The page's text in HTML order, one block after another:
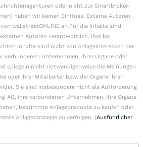
oder nicht zur Smartbroker-
haben wir keinen Einfluss. Externe Autoren
wallstreetONLINE an.Für die Inhalte sind
Autoren verantwortlich. Ihre bei
Inhalte sind nicht von Anlageinteressen der
verbundenen Unternehmen, ihrer Organe oder
spiegeln nicht notwendigerweise die Meinungen
oder ihrer Mitarbeiter bzw. der Organe ihrer
Sie sind insbesondere nicht als Aufforderung
AG, ihre verbundenen Unternehmen, ihre Organe
bestimmte Anlageprodukte zu kaufen oder
Anlagestrategie zu verfolgen. (Ausführlicher